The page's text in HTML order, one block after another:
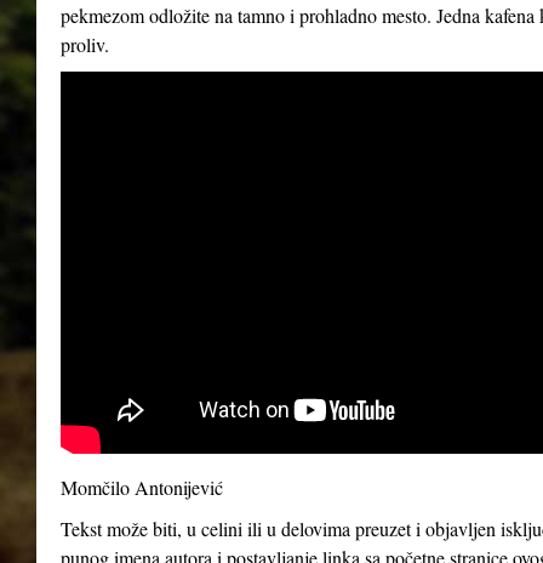
pekmezom odložite na tamno i prohladno mesto. Jedna
proliv.
Momčilo Antonijević
Tekst može biti, u celini ili u delovima preuzet i objavljen
punog imena autora i postavljanje linka sa početne stranice